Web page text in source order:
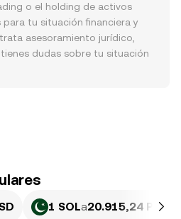
o el holding de activos
tu situación financiera y
asesoramiento jurídico,
dudas sobre tu situación
1 SOLa20.915,24 PKR